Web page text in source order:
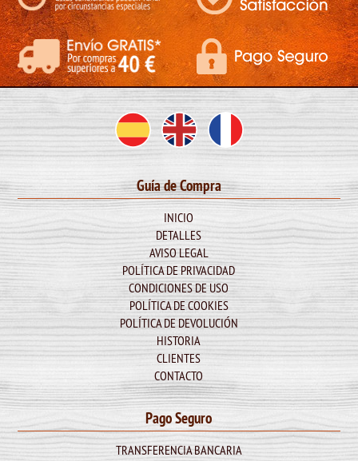
Guía de Compra
INICIO
DETALLES
AVISO LEGAL
POLÍTICA DE PRIVACIDAD
CONDICIONES DE USO
POLÍTICA DE COOKIES
POLÍTICA DE DEVOLUCIÓN
HISTORIA
CLIENTES
CONTACTO
Pago Seguro
TRANSFERENCIA BANCARIA